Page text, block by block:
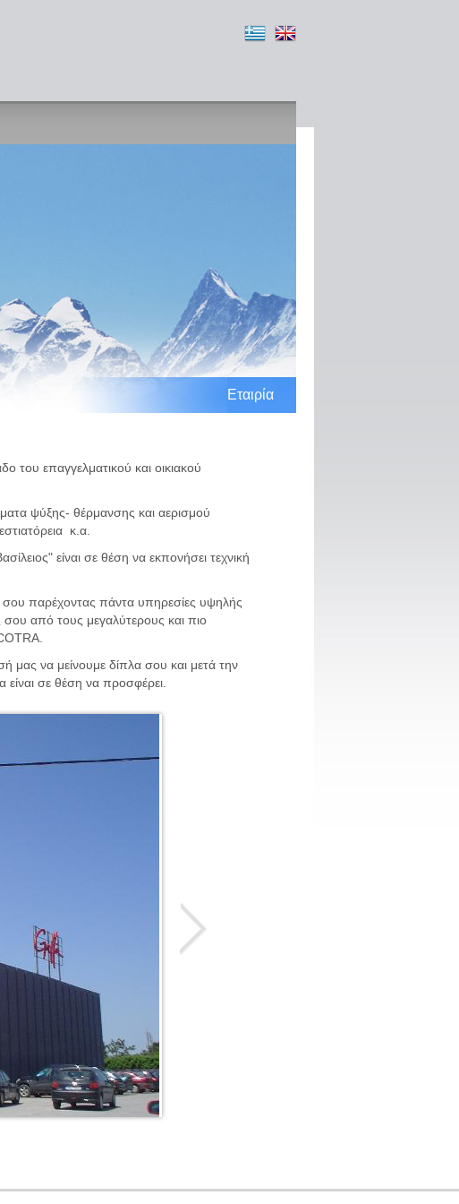
Εταιρία
του επαγγελματικού και οικιακού
ψύξης- θέρμανσης και αερισμού
κ.α.
είναι σε θέση να εκπονήσει τεχνική
σου παρέχοντας πάντα υπηρεσίες υψηλής
σου από τους μεγαλύτερους και πιο
μας να μείνουμε δίπλα σου και μετά την
είναι σε θέση να προσφέρει.